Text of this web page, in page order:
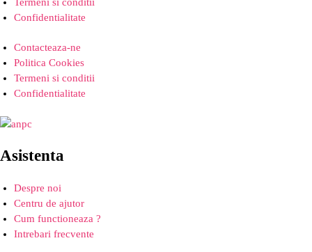
Confidentialitate
Contacteaza-ne
Politica Cookies
Termeni si conditii
Confidentialitate
Asistenta
Despre noi
Centru de ajutor
Cum functioneaza ?
Intrebari frecvente